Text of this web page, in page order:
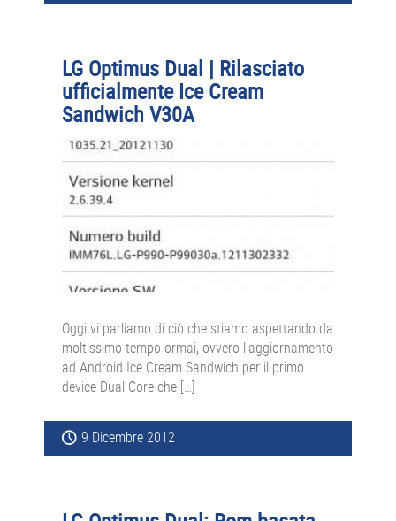
LG Optimus Dual | Rilasciato
ufficialmente Ice Cream
Sandwich V30A
Oggi vi parliamo di ciò che stiamo aspettando da
moltissimo tempo ormai, ovvero l’aggiornamento
ad Android Ice Cream Sandwich per il primo
device Dual Core che […]
9 Dicembre 2012